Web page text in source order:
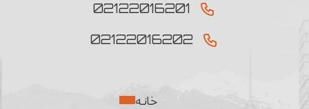
02122016201
02122016202
خانه